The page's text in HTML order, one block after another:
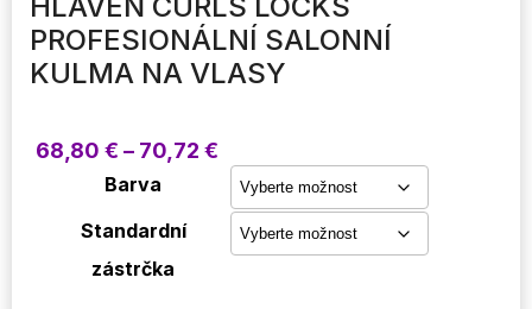
PROFESIONÁLNÍ SALONNÍ
KULMA NA VLASY
68,80 € – 70,72 €
cen:
68,80 €
až
70,72 €
Barva
Standardní
zástrčka